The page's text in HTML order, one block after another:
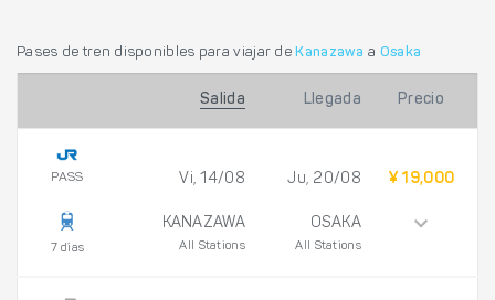
Pases de tren disponibles para viajar de Kanazawa a Osaka
Salida Llegada Precio
PASS
7 días
Vi, 14/08
KANAZAWA
All Stations
Ju, 20/08
OSAKA
All Stations
¥ 19,000